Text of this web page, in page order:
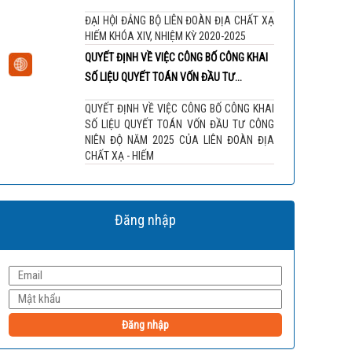
ĐẠI HỘI ĐẢNG BỘ LIÊN ĐOÀN ĐỊA CHẤT XẠ
HIẾM KHÓA XIV, NHIỆM KỲ 2020-2025
QUYẾT ĐỊNH VỀ VIỆC CÔNG BỐ CÔNG KHAI
SỐ LIỆU QUYẾT TOÁN VỐN ĐẦU TƯ...
QUYẾT ĐỊNH VỀ VIỆC CÔNG BỐ CÔNG KHAI
SỐ LIỆU QUYẾT TOÁN VỐN ĐẦU TƯ CÔNG
NIÊN ĐỘ NĂM 2025 CỦA LIÊN ĐOÀN ĐỊA
CHẤT XẠ - HIẾM
Đăng nhập
Đăng nhập